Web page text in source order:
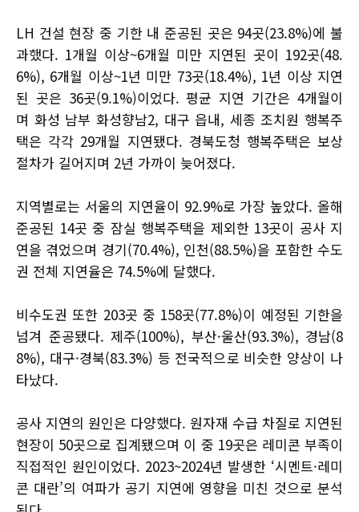
LH 건설 현장 중 기한 내 준공된 곳은 94곳(23.8%)에 불
과했다. 1개월 이상~6개월 미만 지연된 곳이 192곳(48.
6%), 6개월 이상~1년 미만 73곳(18.4%), 1년 이상 지연
된 곳은 36곳(9.1%)이었다. 평균 지연 기간은 4개월이
며 화성 남부 화성향남2, 대구 읍내, 세종 조치원 행복주
택은 각각 29개월 지연됐다. 경북도청 행복주택은 보상
절차가 길어지며 2년 가까이 늦어졌다.
지역별로는 서울의 지연율이 92.9%로 가장 높았다. 올해
준공된 14곳 중 잠실 행복주택을 제외한 13곳이 공사 지
연을 겪었으며 경기(70.4%), 인천(88.5%)을 포함한 수도
권 전체 지연율은 74.5%에 달했다.
비수도권 또한 203곳 중 158곳(77.8%)이 예정된 기한을
넘겨 준공됐다. 제주(100%), 부산·울산(93.3%), 경남(8
8%), 대구·경북(83.3%) 등 전국적으로 비슷한 양상이 나
타났다.
공사 지연의 원인은 다양했다. 원자재 수급 차질로 지연된
현장이 50곳으로 집계됐으며 이 중 19곳은 레미콘 부족이
직접적인 원인이었다. 2023~2024년 발생한 ‘시멘트·레미
콘 대란’의 여파가 공기 지연에 영향을 미친 것으로 분석